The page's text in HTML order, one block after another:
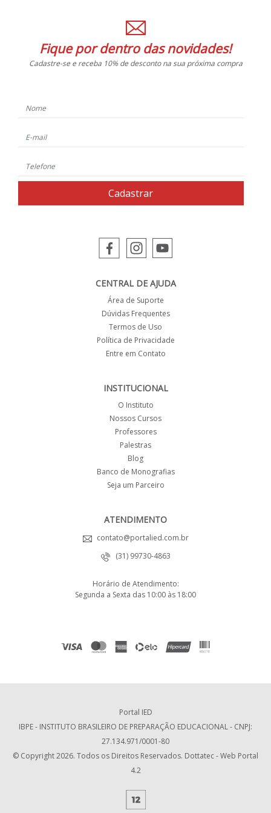
Fique por dentro das novidades!
Cadastre-se e receba 10% de desconto na sua próxima compra
Cadastrar
CENTRAL DE AJUDA
Área de Suporte
Dúvidas Frequentes
Termos de Uso
Política de Privacidade
Entre em Contato
INSTITUCIONAL
O Instituto
Nossos Cursos
Professores
Palestras
Blog
Banco de Monografias
Seja um Parceiro
ATENDIMENTO
contato@portalied.com.br
(31) 99730-4863
Horário de Atendimento:
Segunda a Sexta das 10:00 às 18:00
Portal IED
IBPE - INSTITUTO BRASILEIRO DE PREPARAÇÃO EDUCACIONAL - CNPJ:
27.134.971/0001-80
© Copyright 2026. Todos os Direitos Reservados. Dottatec - Web Portal
4.2